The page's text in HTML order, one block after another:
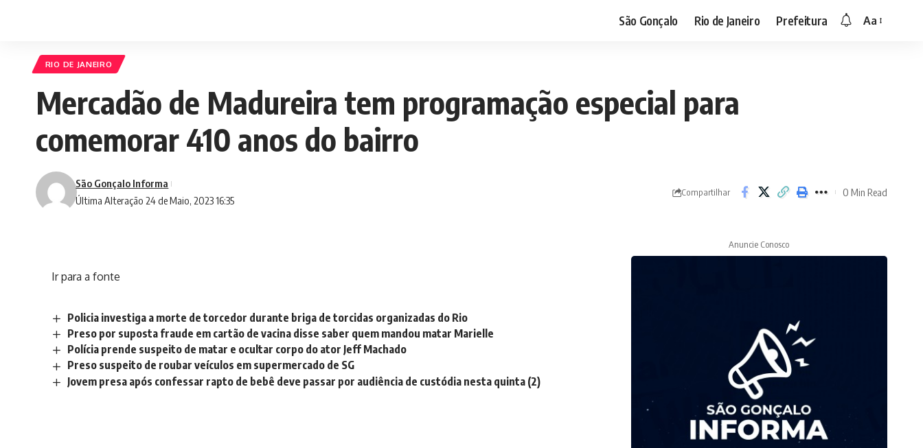
São Gonçalo Rio de Janeiro Prefeitura
Font
Aa
RIO DE JANEIRO
Mercadão de Madureira tem programação especial para
comemorar 410 anos do bairro
Última Alteração 24 de Maio, 2023 16:35
São Gonçalo Informa
Compartilhar 0 Min Read
Ir para a fonte
Policia investiga a morte de torcedor durante briga de torcidas organizadas do Rio
Preso por suposta fraude em cartão de vacina disse saber quem mandou matar Marielle
Polícia prende suspeito de matar e ocultar corpo do ator Jeff Machado
Preso suspeito de roubar veículos em supermercado de SG
Jovem presa após confessar rapto de bebê deve passar por audiência de custódia nesta quinta (2)
Anuncie Conosco